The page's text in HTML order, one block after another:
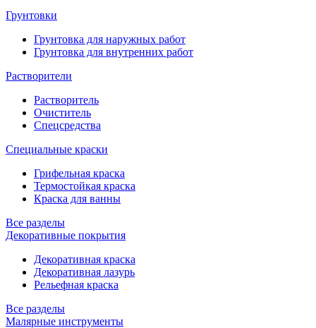
Грунтовки
Грунтовка для наружных работ
Грунтовка для внутренних работ
Растворители
Растворитель
Очиститель
Спецсредства
Специальные краски
Грифельная краска
Термостойкая краска
Краска для ванны
Все разделы
Декоративные покрытия
Декоративная краска
Декоративная лазурь
Рельефная краска
Все разделы
Малярные инструменты